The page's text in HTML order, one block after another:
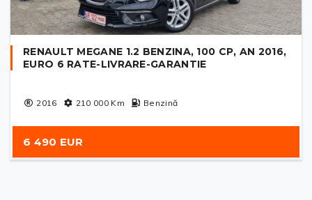
RENAULT MEGANE 1.2 BENZINA, 100 CP, AN 2016,
EURO 6 RATE-LIVRARE-GARANTIE
2016 210 000Km Benzină
6 490 EUR